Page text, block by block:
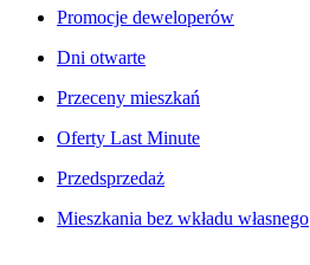
Promocje deweloperów
Dni otwarte
Przeceny mieszkań
Oferty Last Minute
Przedsprzedaż
Mieszkania bez wkładu własnego